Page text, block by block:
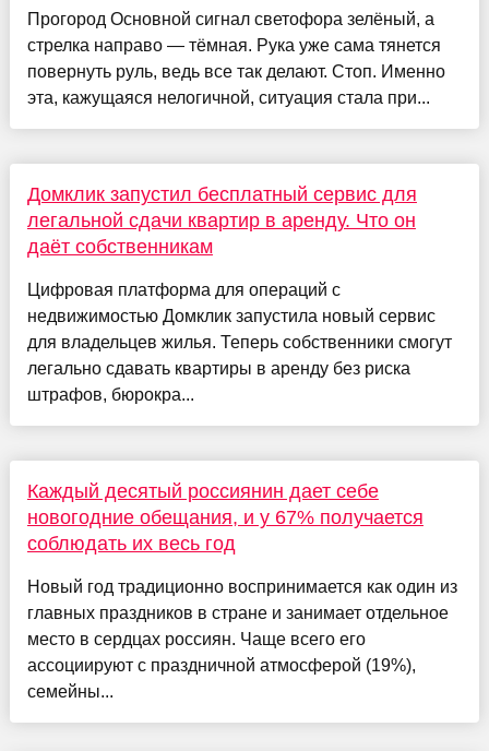
Прогород Основной сигнал светофора зелёный, а
стрелка направо — тёмная. Рука уже сама тянется
повернуть руль, ведь все так делают. Стоп. Именно
эта, кажущаяся нелогичной, ситуация стала при...
Домклик запустил бесплатный сервис для
легальной сдачи квартир в аренду. Что он
даёт собственникам
Цифровая платформа для операций с
недвижимостью Домклик запустила новый сервис
для владельцев жилья. Теперь собственники смогут
легально сдавать квартиры в аренду без риска
штрафов, бюрокра...
Каждый десятый россиянин дает себе
новогодние обещания, и у 67% получается
соблюдать их весь год
Новый год традиционно воспринимается как один из
главных праздников в стране и занимает отдельное
место в сердцах россиян. Чаще всего его
ассоциируют с праздничной атмосферой (19%),
семейны...